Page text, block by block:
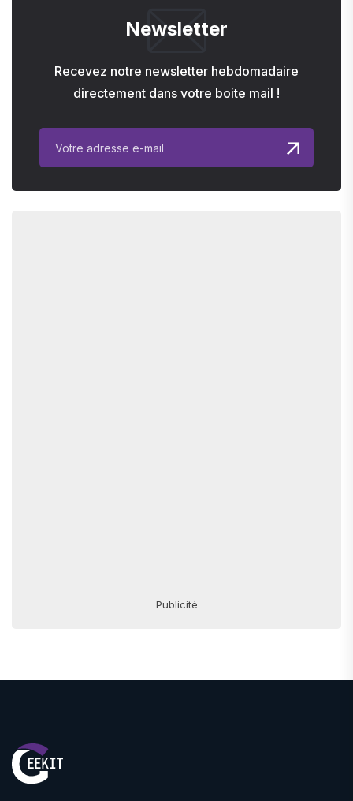
Newsletter
Recevez notre newsletter hebdomadaire
directement dans votre boite mail !
Publicité